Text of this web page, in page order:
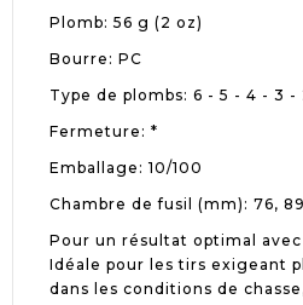
Plomb: 56 g (2 oz)
Bourre: PC
Type de plombs: 6 - 5 - 4 - 3 -
Fermeture: *
Emballage: 10/100
Chambre de fusil (mm): 76, 89
Pour un résultat optimal
Idéale pour les tirs exigeant
dans les conditions de